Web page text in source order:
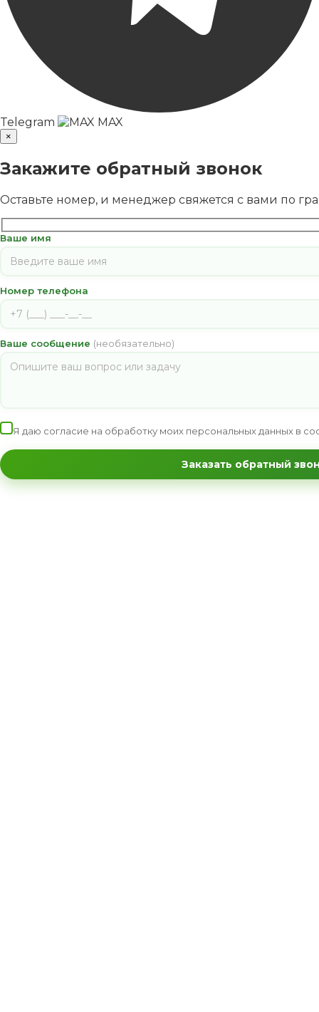
Telegram MAX
×
Закажите обратный звонок
Оставьте номер, и менеджер свяжется с вами по
Ваше имя
Номер телефона
Ваше сообщение (необязательно)
Я даю согласие на обработку моих персональных данных в